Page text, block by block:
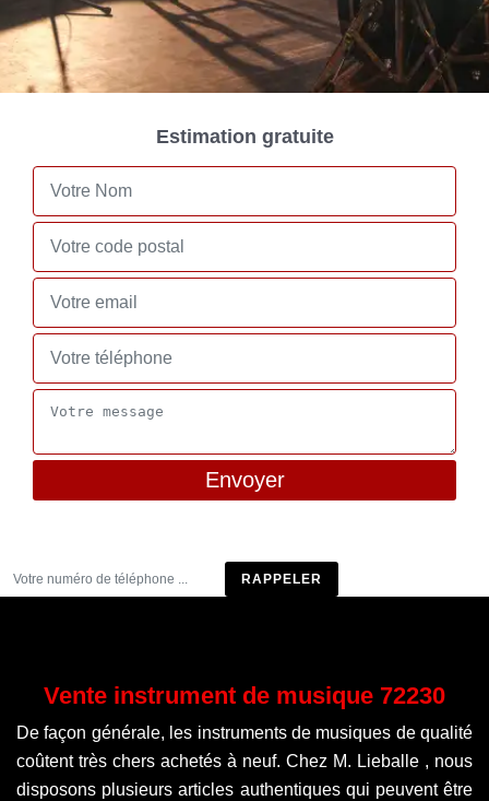
Estimation gratuite
Vente instrument de musique 72230
De façon générale, les instruments de musiques de qualité
coûtent très chers achetés à neuf. Chez M. Lieballe , nous
disposons plusieurs articles authentiques qui peuvent être